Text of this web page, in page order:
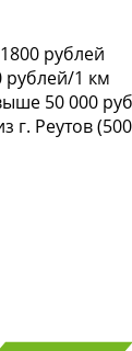
рублей
1 км
50 000
г. Реутов